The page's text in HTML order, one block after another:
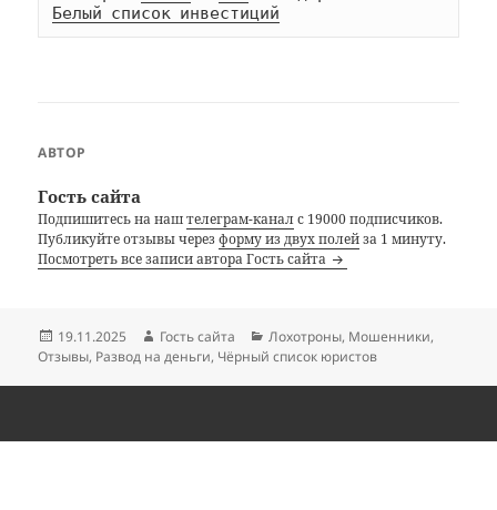
Белый список инвестиций
АВТОР
Гость сайта
Подпишитесь на наштелеграм-каналс 19000 подписчиков.
Публикуйте отзывы черезформу из двух полейза 1 минуту.
Посмотреть все записи автора Гость сайта
Опубликовано
19.11.2025 Автор
Гость сайта Рубрики
Лохотроны, Мошенники,
Отзывы, Развод на деньги, Чёрный список юристов